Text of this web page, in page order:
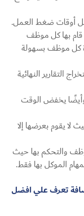
أوقات ضغط العمل.
قام بها كل موظف
كل موظف بسهولة
التقارير النهائية
يخفض الوقت
لا يقوم بعرضها إلا
والتحكم بها حيث
الموكل بها فقط.
تعرف علي افضل